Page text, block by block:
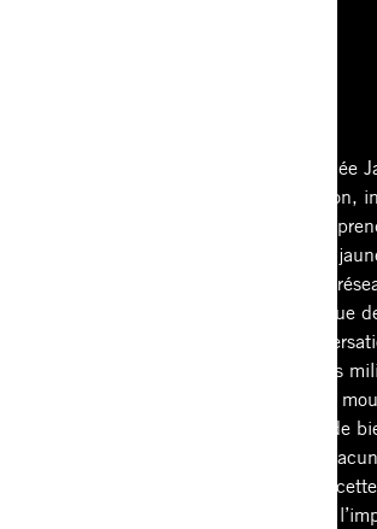
Chaque mois de novembre, la Journée
constitue un puissant appel à l’action,
employés et les parties prenantes à
contre l’intimidation. En portant du
partageant leur engagement sur les
nous créons collectivement une vague
forte et visible qui suscite des
la sensibilisation dans les écoles, les
et bien au‑delà. Nous amplifions ce
faisant des dons à des organismes de
luttent contre l’intimidation dans
où nous sommes présents. Grâce à
collective, nous mettons en lumière